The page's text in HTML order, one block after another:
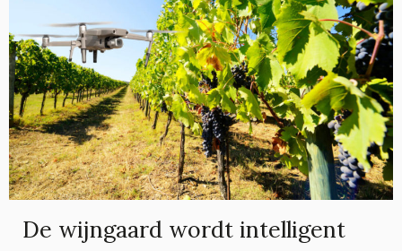
De wijngaard wordt intelligent